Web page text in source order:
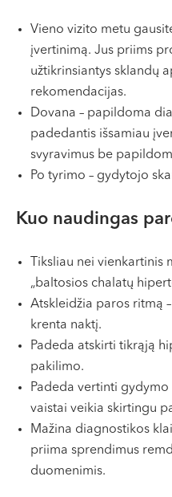
J. Basanavičiaus g. 80
Darbo laikas:
I-V 08:00 - 20:00
VI, VII --
Vieno vizito metu
įvertinimą. Jus priims
užtikrinsiantys sklandų
rekomendacijas.
Dovana – papildoma
padedantis išsamiau
svyravimus be
Po tyrimo – gydytojo
Kuo naudingas
Tiksliau nei vienkartinis
„baltosios chalatų
Atskleidžia paros ritmą
krenta naktį.
Padeda atskirti tikrąją
pakilimo.
Padeda vertinti
vaistai veikia skirtingu
Mažina diagnostikos
priima sprendimus
duomenimis.